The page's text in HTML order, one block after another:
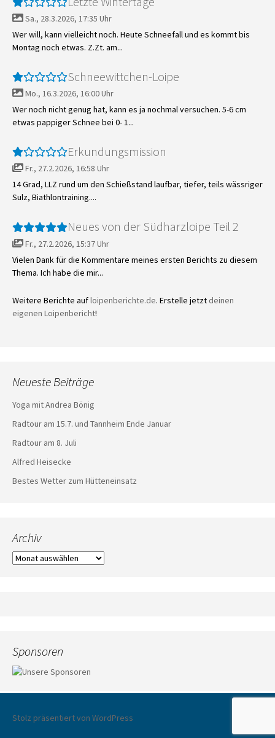
Sa., 28.3.2026, 17:35 Uhr
Wer will, kann vielleicht noch. Heute Schneefall und es kommt bis
Montag noch etwas. Z.Zt. am...
Schneewittchen-Loipe
Mo., 16.3.2026, 16:00 Uhr
Wer noch nicht genug hat, kann es ja nochmal versuchen. 5-6 cm
etwas pappiger Schnee bei 0- 1...
Erkundungsmission
Fr., 27.2.2026, 16:58 Uhr
14 Grad, LLZ rund um den Schießstand laufbar, tiefer, teils wässriger
Sulz, Biathlontraining....
Neues von der Südharzloipe Teil 2
Fr., 27.2.2026, 15:37 Uhr
Vielen Dank für die Kommentare meines ersten Berichts zu diesem
Thema. Ich habe die mir...
Weitere Berichte aufloipenberichte.de. Erstelle jetzt deinen
eigenen Loipenbericht!
Neueste Beiträge
Yoga mit Andrea Bönig
Radtour am 15.7. und Tannheim Ende Januar
Radtour am 8. Juli
Alfred Heisecke
Bestes Wetter zum Hütteneinsatz
Archiv
Archiv
Sponsoren
Stolz präsentiert von WordPress